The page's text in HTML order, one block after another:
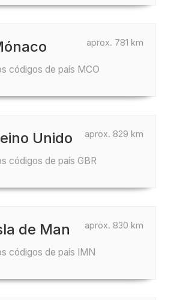
aprox. 781 km
códigos de país MCO
aprox. 829 km
Unido
códigos de país GBR
aprox. 830 km
de Man
códigos de país IMN